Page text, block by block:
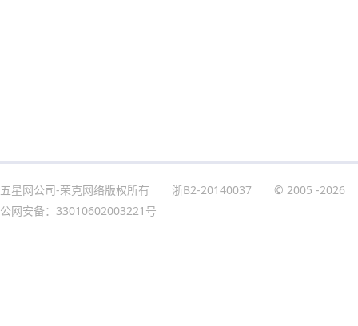
五星网公司-荣克网络版权所有 浙B2-20140037 © 2005 -2026
公网安备：33010602003221号